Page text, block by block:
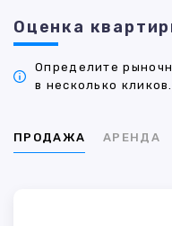
Оценка
Определите
в несколько кликов.
ПРОДАЖА АРЕНДА